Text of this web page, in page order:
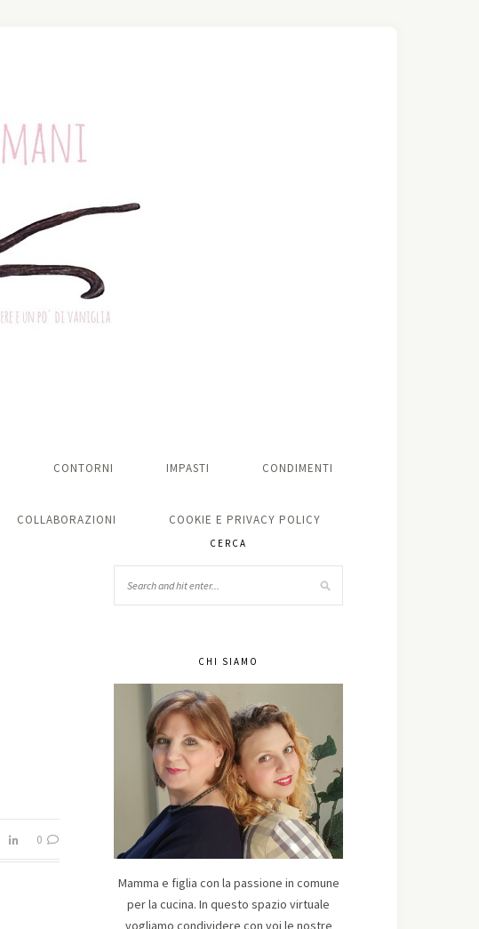
CONTORNI IMPASTI CONDIMENTI
COLLABORAZIONI COOKIE E PRIVACY POLICY
0
CERCA
CHI SIAMO
Mamma e figlia con la passione in comune
per la cucina. In questo spazio virtuale
vogliamo condividere con voi le nostre